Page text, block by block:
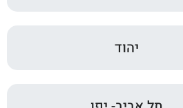
יהוד